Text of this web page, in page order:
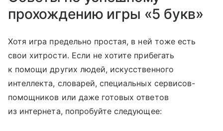
прохождению игры «5 букв»
Хотя игра предельно простая, в ней тоже есть
свои хитрости. Если не хотите прибегать
к помощи других людей, искусственного
интеллекта, словарей, специальных сервисов-
помощников или даже готовых ответов
из интернета, попробуйте следующее: